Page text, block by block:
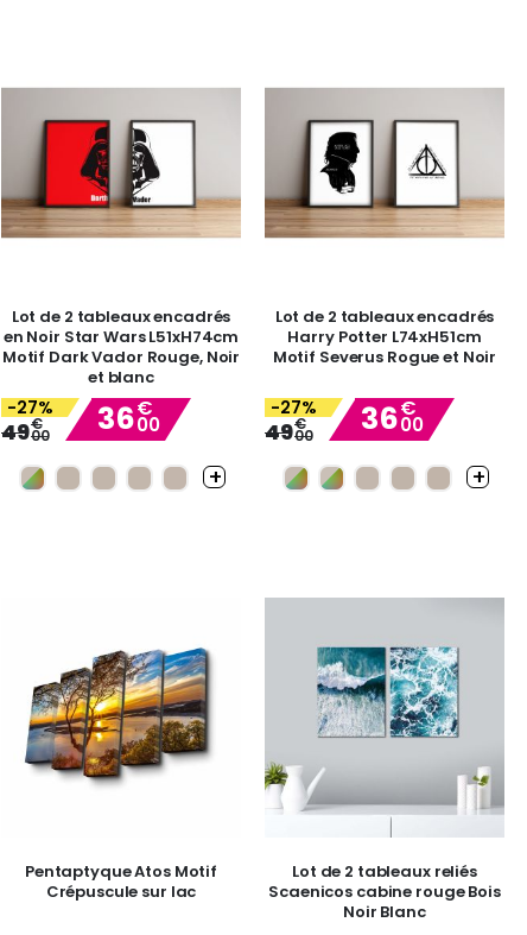
Lot de 2 tableaux encadrés
en Noir Star Wars L51xH74cm
Motif Dark Vador Rouge, Noir
et blanc
-27%
49€
00
Special
Price
36€
00
Lot de 2 tableaux encadrés
Harry Potter L74xH51cm
Motif Severus Rogue et Noir
-27%
49€
00
Special
Price
36€
00
Pentaptyque Atos Motif
Crépuscule sur lac
Lot de 2 tableaux reliés
Scaenicos cabine rouge Bois
Noir Blanc